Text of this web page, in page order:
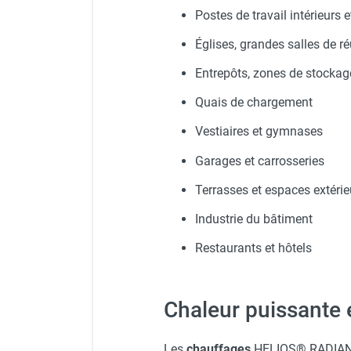
Chauffage FARM au gaz
Chauffage FARM au fioul
Chauffage d'atelier granulés / bois /
Chaudière fixe à eau
Aérotherme fixe mural
Aérotherme électrique
Aérotherme à eau chaude ou froide
Aérotherme au fioul
Chauffage mobile électrique, fioul et
Chauffage électrique soufflant
Chauffage haute température pour
Support mural modèle
Détecteur de mouvement /
Veste de chantier PE10J -
Postes de travail intérieurs
Églises, grandes salles de
Entrepôts, zones de
Quais de chargement
Vestiaires et gymnases
Garages et carrosseries
Terrasses et espaces
Industrie du bâtiment
Restaurants et hôtels
Chaleur puissante